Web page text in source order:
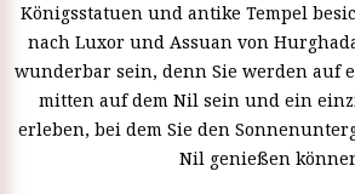
Königsstatuen und antike Tempel
nach Luxor und Assuan von
wunderbar sein, denn Sie werden auf
mitten auf dem Nil sein und ein
erleben, bei dem Sie den
Nil genießen